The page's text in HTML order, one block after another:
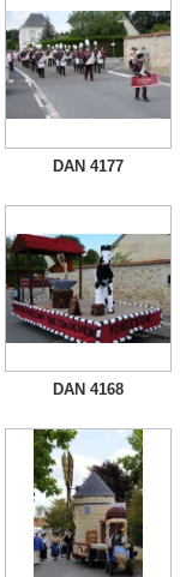
DAN 4177
DAN 4168